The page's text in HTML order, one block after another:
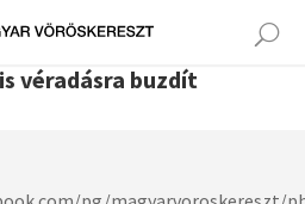
véradásra buzdít